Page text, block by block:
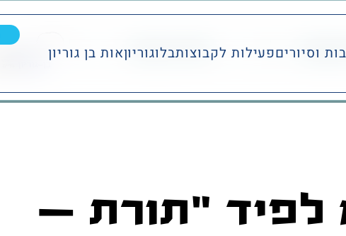
וסיוריםפעילות לקבוצותבלוגוריוןאות בן גוריון לדף הבית
לפיד "תורת –